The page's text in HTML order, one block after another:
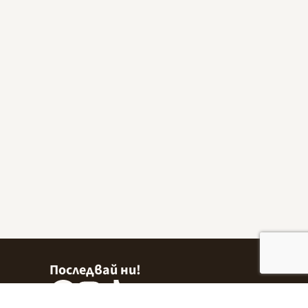
Последвай ни!